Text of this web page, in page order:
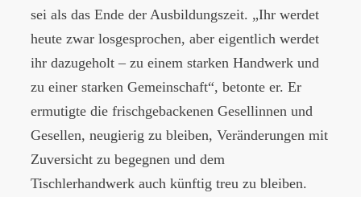
sei als das Ende der Ausbildungszeit. „Ihr werdet
heute zwar losgesprochen, aber eigentlich werdet
ihr dazugeholt – zu einem starken Handwerk und
zu einer starken Gemeinschaft“, betonte er. Er
ermutigte die frischgebackenen Gesellinnen und
Gesellen, neugierig zu bleiben, Veränderungen mit
Zuversicht zu begegnen und dem
Tischlerhandwerk auch künftig treu zu bleiben.